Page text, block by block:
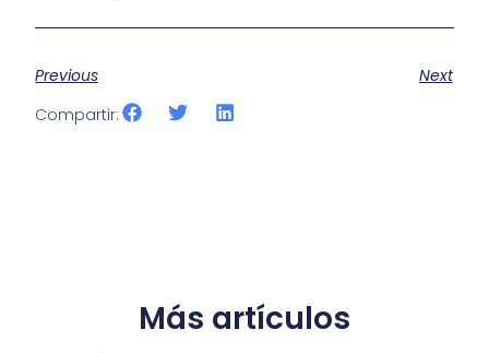
Previous
Next
Compartir:
Más artículos